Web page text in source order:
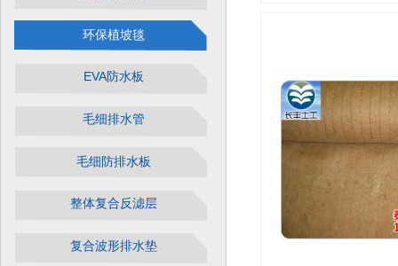
环保植坡毯
EVA防水板
毛细排水管
毛细防排水板
整体复合反滤层
复合波形排水垫